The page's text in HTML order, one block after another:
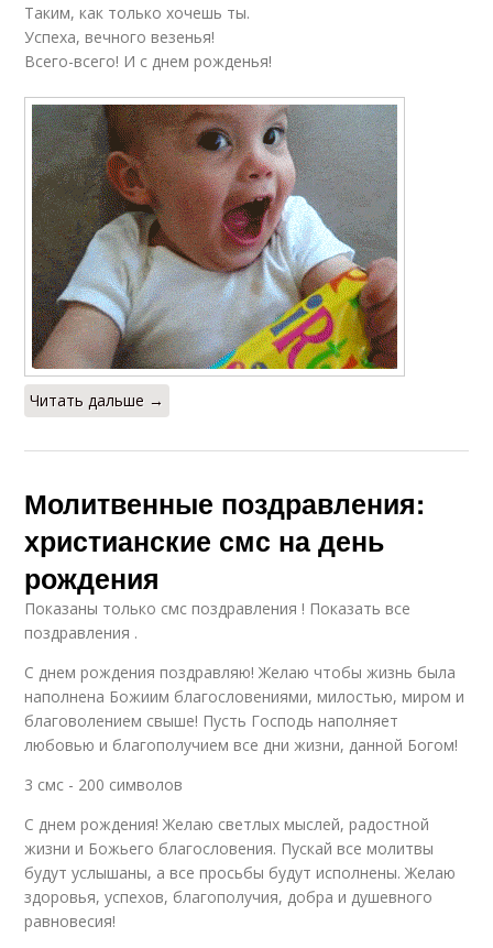
Таким, как только хочешь ты.
Успеха, вечного везенья!
Всего-всего! И с днем рожденья!
Читать дальше →
Молитвенные поздравления:
христианские смс на день
рождения
Показаны только смс поздравления ! Показать все
поздравления .
С днем рождения поздравляю! Желаю чтобы жизнь была
наполнена Божиим благословениями, милостью, миром и
благоволением свыше! Пусть Господь наполняет
любовью и благополучием все дни жизни, данной Богом!
3 смс - 200 символов
С днем рождения! Желаю светлых мыслей, радостной
жизни и Божьего благословения. Пускай все молитвы
будут услышаны, а все просьбы будут исполнены. Желаю
здоровья, успехов, благополучия, добра и душевного
равновесия!